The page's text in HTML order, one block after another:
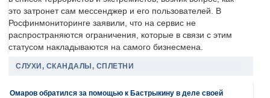
это затронет сам мессенджер и его пользователей. В
Росфинмониторинге заявили, что на сервис не
распространяются ограничения, которые в связи с этим
статусом накладываются на самого бизнесмена.
СЛУХИ, СКАНДАЛЫ, СПЛЕТНИ
Омаров обратился за помощью к Бастрыкину в деле своей